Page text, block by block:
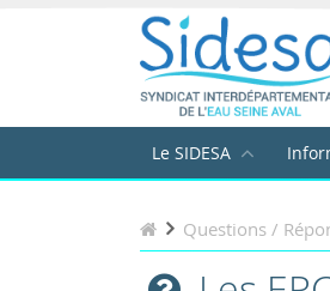
Le SIDESA
Questions /